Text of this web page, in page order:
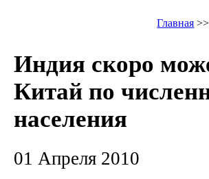
Главная
Индия скоро
Китай по
населения
01 Апреля 2010